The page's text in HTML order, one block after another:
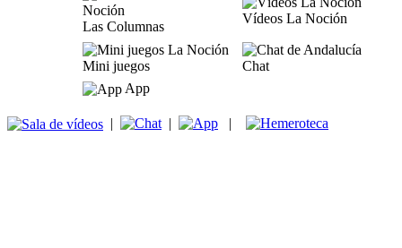
Las Columnas
Vídeos La Noción
Mini juegos
Chat
App
| | |